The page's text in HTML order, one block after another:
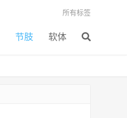
节肢 软体
所有标签